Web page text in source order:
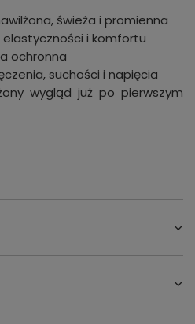
świeża i promienna
i komfortu
ochronna
suchości i napięcia
wygląd już po pierwszym